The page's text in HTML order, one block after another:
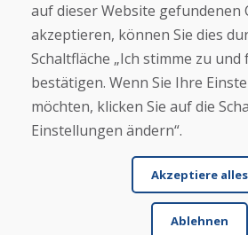
Zahlung
Beschwerde
Rückgabe und
Cookies
auf dieser Website gefundenen
akzeptieren, können Sie dies
Schaltfläche „Ich stimme zu
bestätigen. Wenn Sie Ihre
möchten, klicken Sie auf die
Einstellungen ändern“.
Akzeptiere alles
Ablehnen